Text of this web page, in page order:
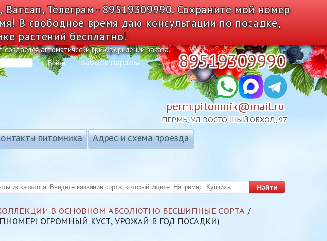
Телеграм - 89519309990. Сохраните мой номер
В свободное время даю консультации по посадке,
растений бесплатно!
создается автоматически при оформлении заказа.
Войти Забыли пароль?
Найти
89519309990
perm.pitomnik@mail.ru
ПЕРМЬ, УЛ. ВОСТОЧНЫЙ ОБХОД, 97
питомника Адрес и схема проезда
В ОСНОВНОМ АБСОЛЮТНО БЕСШИПНЫЕ СОРТА
ОГРОМНЫЙ КУСТ, УРОЖАЙ В ГОД ПОСАДКИ)